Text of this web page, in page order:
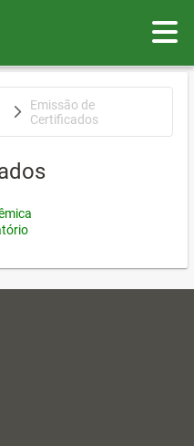
Emissão de
Certificados